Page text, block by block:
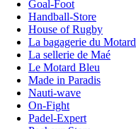
Goal-Foot
Handball-Store
House of Rugby
La bagagerie du Motard
La sellerie de Maé
Le Motard Bleu
Made in Paradis
Nauti-wave
On-Fight
Padel-Expert